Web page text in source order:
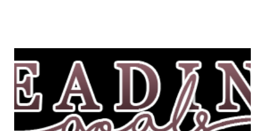
riguarda i suoi romanzi thriller. Per il momento sono
troppo fissata con questo genere ma ho letto pochi libri
thriller e vorrei davvero iniziarne qualcuno. Attraverso il
fuoco - Josephine Angeline \\ 19 settembre. Qualsiasi
libro cita anche soltanto "Salem" deve essere